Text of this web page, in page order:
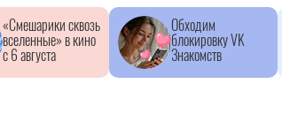
«Смешарики сквозь
вселенные» в кино
с 6 августа
Обходим
блокировку VK
Знакомств